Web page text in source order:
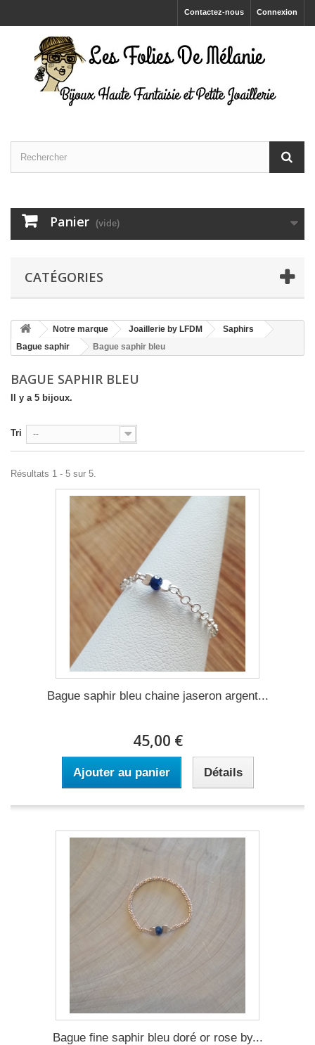
Connexion
Contactez-nous
Panier (vide)
CATÉGORIES
Notre marque Joaillerie by LFDM
Saphirs
Bague saphir
Bague saphir bleu
BAGUE SAPHIR BLEU
Il y a 5 bijoux.
Tri --
Résultats 1 - 5 sur 5.
Bague saphir bleu chaine jaseron argent...
45,00 €
Ajouter au panier Détails
Bague fine saphir bleu doré or rose by...